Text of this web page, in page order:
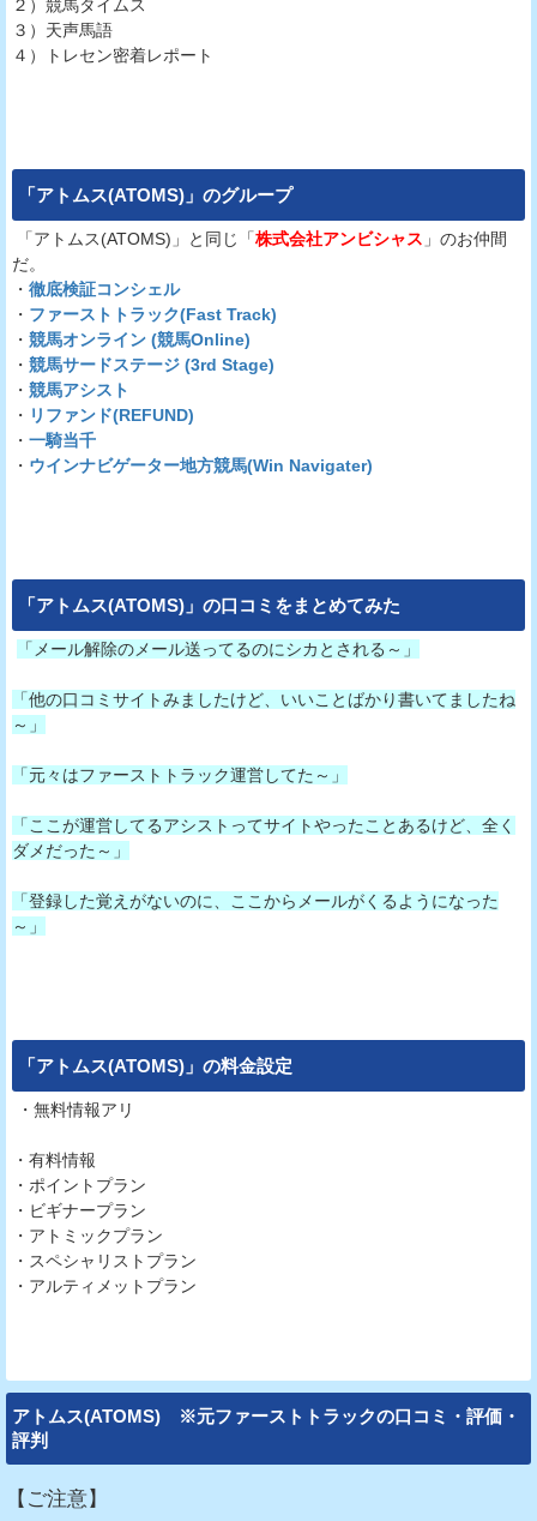
２）競馬タイムス
３）天声馬語
４）トレセン密着レポート
「アトムス(ATOMS) 」のグループ
「アトムス(ATOMS)」と同じ「株式会社アンビシャス 」のお仲間
だ。
・ 徹底検証コンシェル
・ ファーストトラック(Fast Track)
・ 競馬オンライン (競馬Online)
・ 競馬サードステージ (3rd Stage)
・ 競馬アシスト
・ リファンド(REFUND)
・ 一騎当千
・ ウインナビゲーター地方競馬(Win Navigater)
「アトムス(ATOMS) 」の口コミをまとめてみた
「メール解除のメール送ってるのにシカとされる～」
「他の口コミサイトみましたけど、いいことばかり書いてましたね
～」
「元々はファーストトラック運営してた～」
「ここが運営してるアシストってサイトやったことあるけど、全く
ダメだった～」
「登録した覚えがないのに、ここからメールがくるようになった
～」
「アトムス(ATOMS) 」の料金設定
・無料情報アリ
・有料情報
・ポイントプラン
・ビギナープラン
・アトミックプラン
・スペシャリストプラン
・アルティメットプラン
アトムス(ATOMS) ※元ファーストトラックの口コミ・評価・
評判
【ご注意】